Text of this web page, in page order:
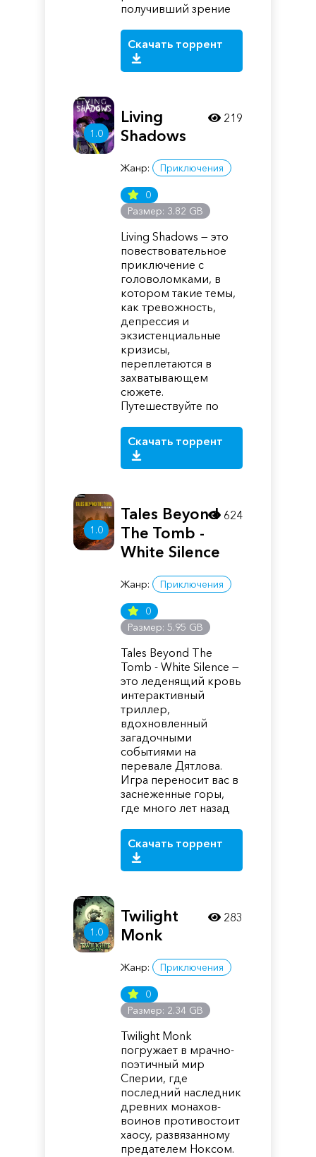
получивший зрение
Скачать торрент
1.0
Living
Shadows
Жанр: Приключения
0
Размер: 3.82 GB
Living Shadows — это
повествовательное
приключение с
головоломками, в
котором такие темы,
как тревожность,
депрессия и
экзистенциальные
кризисы,
переплетаются в
захватывающем
сюжете.
Путешествуйте по
Скачать торрент
219
1.0
Tales Beyond
The Tomb -
White Silence
Жанр: Приключения
0
Размер: 5.95 GB
Tales Beyond The
Tomb - White Silence —
это леденящий кровь
интерактивный
триллер,
вдохновленный
загадочными
событиями на
перевале Дятлова.
Игра переносит вас в
заснеженные горы,
где много лет назад
Скачать торрент
624
1.0
Twilight
Monk
Жанр: Приключения
0
Размер: 2.34 GB
Twilight Monk
погружает в мрачно-
поэтичный мир
Сперии, где
последний наследник
древних монахов-
воинов противостоит
хаосу, развязанному
предателем Ноксом.
283